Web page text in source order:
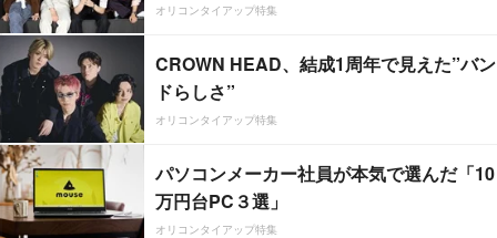
オリコンタイアップ特集
CROWN HEAD、結成1周年で見えた”バン
ドらしさ”
オリコンタイアップ特集
パソコンメーカー社員が本気で選んだ「10
万円台PC３選」
オリコンタイアップ特集